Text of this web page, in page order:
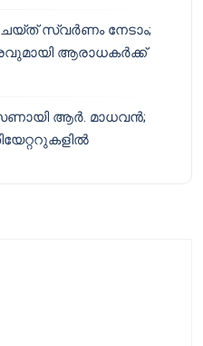
സ്വർണം നേടാം;
ആരാധകർക്ക്
ആർ. മാധവൻ;